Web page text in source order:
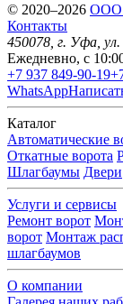
© 2020–2026
Контакты
450078 , г. Уфа
Ежедневно, с
+7 937 849-90-19
WhatsApp
Каталог
Автоматические
Откатные ворота
Шлагбаумы Двери
Услуги и сервисы
Ремонт ворот
ворот Монтаж
шлагбаумов
О компании